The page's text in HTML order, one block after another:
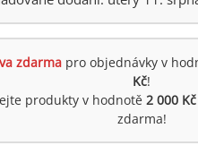
zdarmapro objednávky v
Kč!
produkty v hodnotě 2 000 Kč
zdarma!